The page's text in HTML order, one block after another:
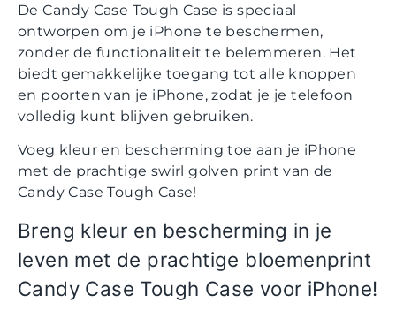
De Candy Case Tough Case is speciaal
ontworpen om je iPhone te beschermen,
zonder de functionaliteit te belemmeren. Het
biedt gemakkelijke toegang tot alle knoppen
en poorten van je iPhone, zodat je je telefoon
volledig kunt blijven gebruiken.
Voeg kleur en bescherming toe aan je iPhone
met de prachtige swirl golven print van de
Candy Case Tough Case!
Breng kleur en bescherming in je
leven met de prachtige bloemenprint
Candy Case Tough Case voor iPhone!